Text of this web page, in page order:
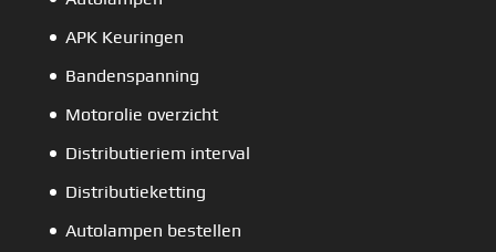
APK Keuringen
Bandenspanning
Motorolie overzicht
Distributieriem interval
Distributieketting
Autolampen bestellen